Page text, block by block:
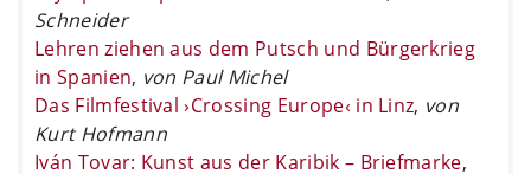
Schneider
Lehren ziehen aus dem Putsch und Bürgerkrieg
in Spanien, von Paul Michel
Das Filmfestival ›Crossing Europe‹ in Linz, von
Kurt Hofmann
Iván Tovar: Kunst aus der Karibik – Briefmarke,